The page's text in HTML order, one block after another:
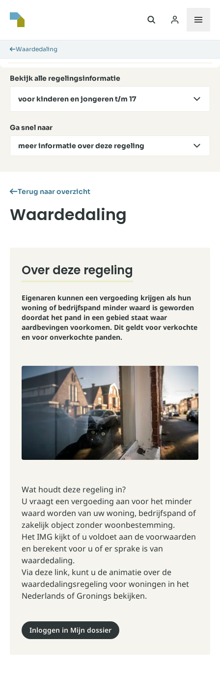
Waardedaling
Bekijk alle regelingsinformatie
voor kinderen en jongeren t/m 17
Ga snel naar
meer informatie over deze regeling
Terug naar overzicht
Waardedaling
Over deze regeling
Eigenaren kunnen een vergoeding krijgen als hun
woning of bedrijfspand minder waard is geworden
doordat het pand in een gebied staat waar
aardbevingen voorkomen. Dit geldt voor verkochte
en voor onverkochte panden.
Wat houdt deze regeling in?
U vraagt een vergoeding aan voor het minder
waard worden van uw woning, bedrijfspand of
zakelijk object zonder woonbestemming.
Het IMG kijkt of u voldoet aan de voorwaarden
en berekent voor u of er sprake is van
waardedaling.
Via deze link, kunt u de animatie over de
waardedalingsregeling voor woningen in het
Nederlands of Gronings bekijken.
Inloggen in Mijn dossier